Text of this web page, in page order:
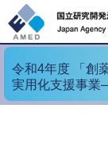
令和4年度 「創
実用化支援事業